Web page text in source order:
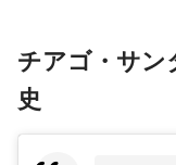
チアゴ・サン
史